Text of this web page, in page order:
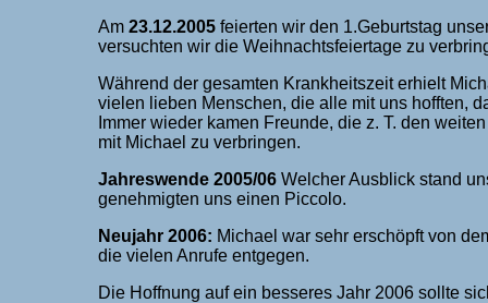
Am 23.12.2005 feierten wir den 1.Geburtstag
versuchten wir die Weihnachtsfeiertage zu
Während der gesamten Krankheitszeit erhielt
vielen lieben Menschen, die alle mit uns hofften,
Immer wieder kamen Freunde, die z. T. den
mit Michael zu verbringen.
Jahreswende 2005/06 Welcher Ausblick stand
genehmigten uns einen Piccolo.
Neujahr 2006: Michael war sehr erschöpft von
die vielen Anrufe entgegen.
Die Hoffnung auf ein besseres Jahr 2006 sollte